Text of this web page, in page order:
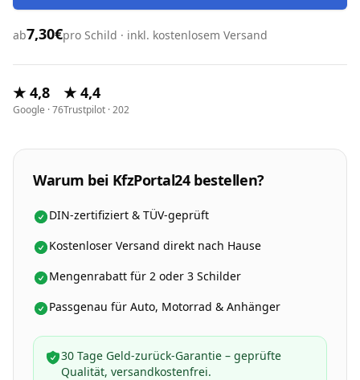
ab7,30€pro Schild · inkl. kostenlosem Versand
★ 4,8
Google · 76
★ 4,4
Trustpilot · 202
Warum bei KfzPortal24 bestellen?
DIN-zertifiziert & TÜV-geprüft
Kostenloser Versand direkt nach Hause
Mengenrabatt für 2 oder 3 Schilder
Passgenau für Auto, Motorrad & Anhänger
30 Tage Geld-zurück-Garantie – geprüfte
Qualität, versandkostenfrei.